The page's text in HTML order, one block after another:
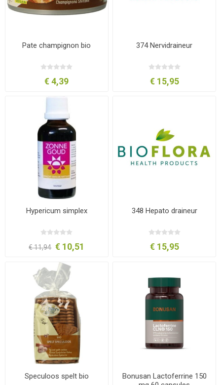
Pate champignon bio
€ 4,39
374 Nervidraineur
€ 15,95
Hypericum simplex
€ 11,94 € 10,51
348 Hepato draineur
€ 15,95
Speculoos spelt bio
Bonusan Lactoferrine 150